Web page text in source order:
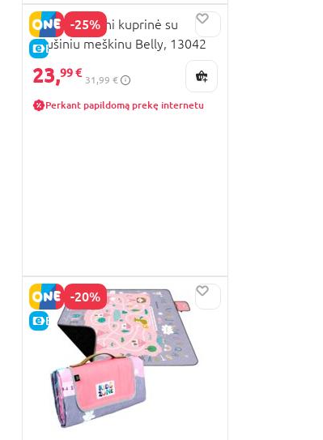
-25%
E-KAINA
PERLETTI Mini kuprinė su
pliušiniu meškinu Belly, 13042
23,99 €
31,99 €
Perkant papildomą prekę internetu
-20%
E-KAINA